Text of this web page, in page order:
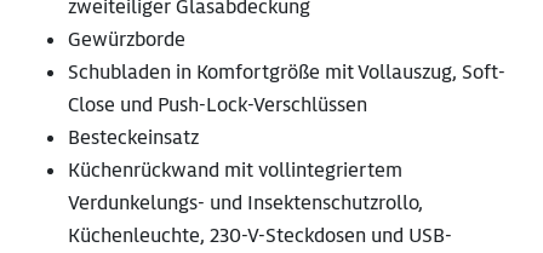
zweiteiliger Glasabdeckung
Gewürzborde
Schubladen in Komfortgröße mit Vollauszug, Soft-
Close und Push-Lock-Verschlüssen
Besteckeinsatz
Küchenrückwand mit vollintegriertem
Verdunkelungs- und Insektenschutzrollo,
Küchenleuchte, 230-V-Steckdosen und USB-